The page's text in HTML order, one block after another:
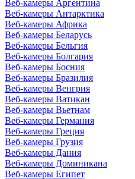
Веб-камеры Аргентина
Веб-камеры Антарктика
Веб-камеры Африка
Веб-камеры Беларусь
Веб-камеры Бельгия
Веб-камеры Болгария
Веб-камеры Босния
Веб-камеры Бразилия
Веб-камеры Венгрия
Веб-камеры Ватикан
Веб-камеры Вьетнам
Веб-камеры Германия
Веб-камеры Греция
Веб-камеры Грузия
Веб-камеры Дания
Веб-камеры Доминикана
Веб-камеры Египет